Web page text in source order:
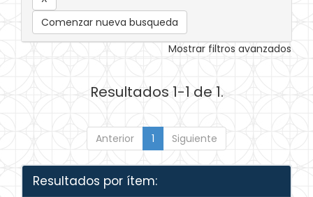
Comenzar nueva busqueda
Mostrar filtros avanzados
Resultados 1-1 de 1.
Anterior 1 Siguiente
Resultados por ítem: